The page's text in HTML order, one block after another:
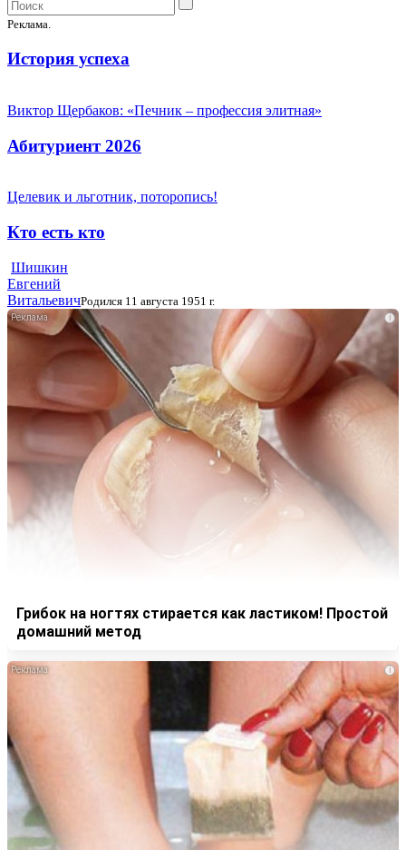
Реклама.
История успеха
Виктор Щербаков: «Печник – профессия элитная»
Абитуриент 2026
Целевик и льготник, поторопись!
Кто есть кто
Шишкин
Евгений
ВитальевичРодился 11 августа 1951 г.
i
Грибок на ногтях стирается как ластиком! Простой
домашний метод
i